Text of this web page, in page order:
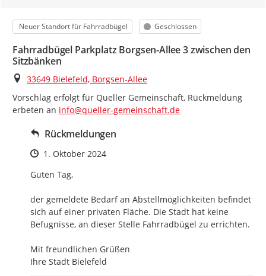
Kategorie
Neuer Standort für Fahrradbügel Status
Geschlossen
Fahrradbügel Parkplatz Borgsen-Allee 3 zwischen den
Sitzbänken
Ort
33649 Bielefeld, Borgsen-Allee
Vorschlag erfolgt für Queller Gemeinschaft, Rückmeldung
erbeten an info@queller-gemeinschaft.de
Rückmeldungen
Zeitpunkt des Erstellens
1. Oktober 2024
Guten Tag,
der gemeldete Bedarf an Abstellmöglichkeiten befindet
sich auf einer privaten Fläche. Die Stadt hat keine
Befugnisse, an dieser Stelle Fahrradbügel zu errichten.
Mit freundlichen Grüßen
Ihre Stadt Bielefeld